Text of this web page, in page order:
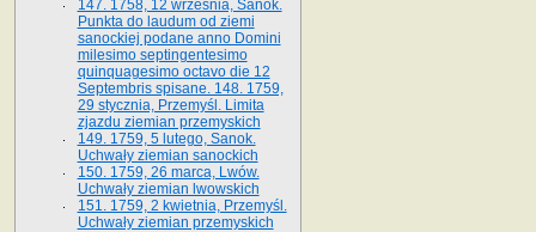
147. 1758, 12 września, Sanok.
Punkta do laudum od ziemi
sanockiej podane anno Domini
milesimo septingentesimo
quinquagesimo octavo die 12
Septembris spisane. 148. 1759,
29 stycznia, Przemyśl. Limita
zjazdu ziemian przemyskich
149. 1759, 5 lutego, Sanok.
Uchwały ziemian sanockich
150. 1759, 26 marca, Lwów.
Uchwały ziemian lwowskich
151. 1759, 2 kwietnia, Przemyśl.
Uchwały ziemian przemyskich